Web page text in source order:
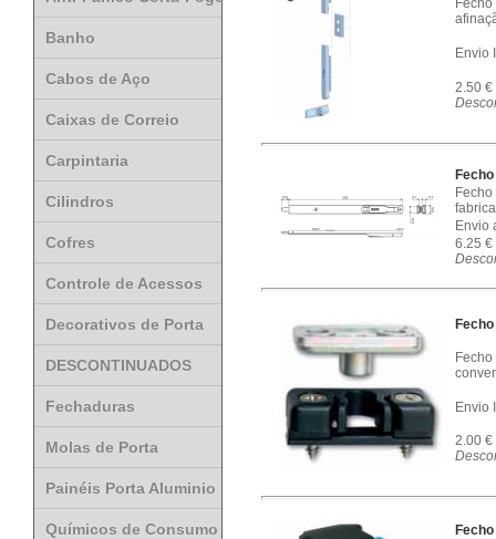
Banho
Cabos de Aço
Caixas de Correio
Carpintaria
Cilindros
Cofres
Controle de Acessos
Decorativos de Porta
DESCONTINUADOS
Fechaduras
Molas de Porta
Painéis Porta Aluminio
Químicos de Consumo
Envio
2.50 €
Envio
6.25 €
Envio
2.00 €